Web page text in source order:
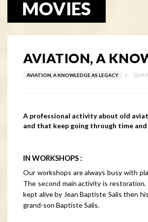
MOVIES
AVIATION, A
AVIATION, A KNOWLEDGE AS LEGACY OUR
A professional activity about old
and that keep going through time
IN WORKSHOPS :
Our workshops are always busy with
The second main activity is
kept alive by Jean Baptiste Salis then
grand-son Baptiste Salis.